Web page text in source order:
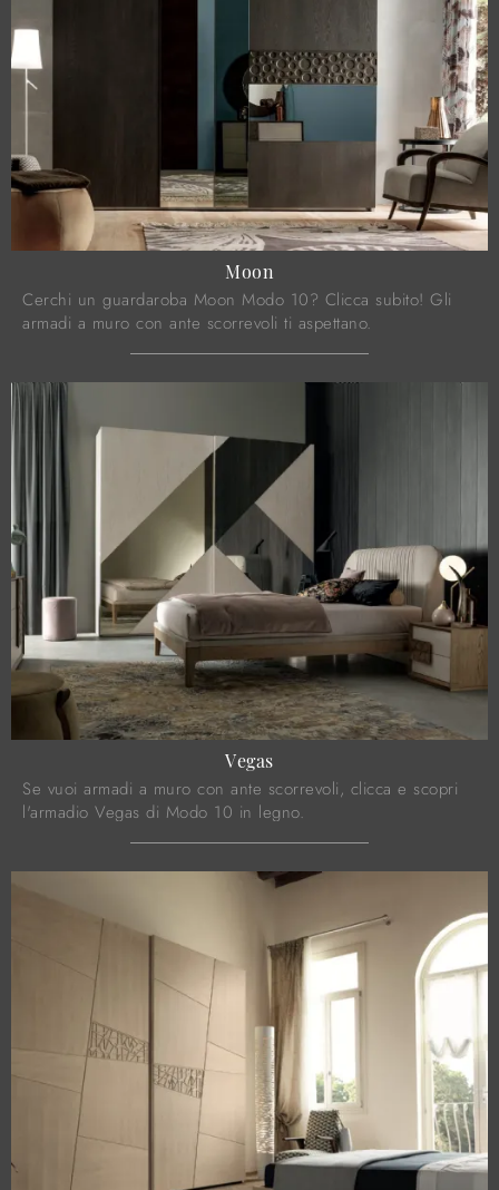
Moon
Cerchi un guardaroba Moon Modo 10? Clicca subito! Gli
armadi a muro con ante scorrevoli ti aspettano.
Vegas
Se vuoi armadi a muro con ante scorrevoli, clicca e scopri
l'armadio Vegas di Modo 10 in legno.